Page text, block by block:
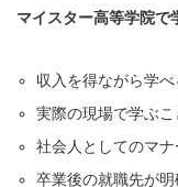
マイスター高等学院で
収入を得ながら学
実際の現場で学ぶ
社会人としてのマ
卒業後の就職先が